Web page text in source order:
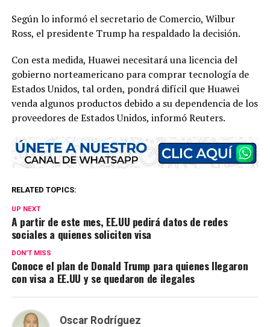
Según lo informó el secretario de Comercio, Wilbur
Ross, el presidente Trump ha respaldado la decisión.
Con esta medida, Huawei necesitará una licencia del
gobierno norteamericano para comprar tecnología de
Estados Unidos, tal orden, pondrá difícil que Huawei
venda algunos productos debido a su dependencia de los
proveedores de Estados Unidos, informó Reuters.
RELATED TOPICS:
UP NEXT
A partir de este mes, EE.UU pedirá datos de redes
sociales a quienes soliciten visa
DON'T MISS
Conoce el plan de Donald Trump para quienes llegaron
con visa a EE.UU y se quedaron de ilegales
Oscar Rodríguez